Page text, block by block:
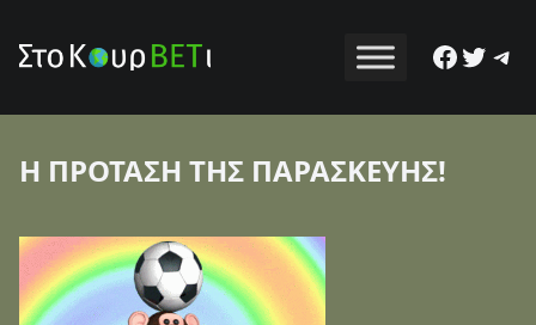
Η ΠΡΟΤΑΣΗ ΤΗΣ ΠΑΡΑΣΚΕΥΗΣ!